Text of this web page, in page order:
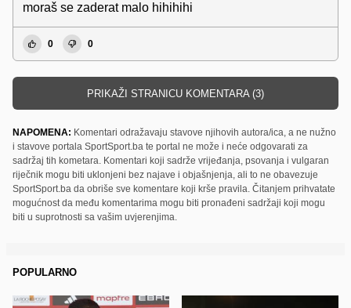
moraš se zaderat malo hihihihi
0 0
PRIKAŽI STRANICU KOMENTARA (3)
NAPOMENA: Komentari odražavaju stavove njihovih autora/ica, a ne nužno
i stavove portala SportSport.ba te portal ne može i neće odgovarati za
sadržaj tih kometara. Komentari koji sadrže vrijeđanja, psovanja i vulgaran
riječnik mogu biti uklonjeni bez najave i objašnjenja, ali to ne obavezuje
SportSport.ba da obriše sve komentare koji krše pravila. Čitanjem prihvatate
mogućnost da među komentarima mogu biti pronađeni sadržaji koji mogu
biti u suprotnosti sa vašim uvjerenjima.
POPULARNO